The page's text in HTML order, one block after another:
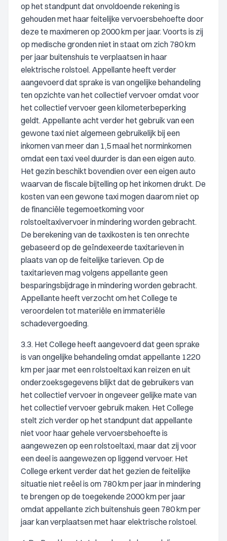
op het standpunt dat onvoldoende rekening is
gehouden met haar feitelijke vervoersbehoefte door
deze te maximeren op 2000 km per jaar. Voorts is zij
op medische gronden niet in staat om zich 780 km
per jaar buitenshuis te verplaatsen in haar
elektrische rolstoel. Appellante heeft verder
aangevoerd dat sprake is van ongelijke behandeling
ten opzichte van het collectief vervoer omdat voor
het collectief vervoer geen kilometerbeperking
geldt. Appellante acht verder het gebruik van een
gewone taxi niet algemeen gebruikelijk bij een
inkomen van meer dan 1,5 maal het norminkomen
omdat een taxi veel duurder is dan een eigen auto.
Het gezin beschikt bovendien over een eigen auto
waarvan de fiscale bijtelling op het inkomen drukt. De
kosten van een gewone taxi mogen daarom niet op
de financiële tegemoetkoming voor
rolstoeltaxivervoer in mindering worden gebracht.
De berekening van de taxikosten is ten onrechte
gebaseerd op de geïndexeerde taxitarieven in
plaats van op de feitelijke tarieven. Op de
taxitarieven mag volgens appellante geen
besparingsbijdrage in mindering worden gebracht.
Appellante heeft verzocht om het College te
veroordelen tot materiële en immateriële
schadevergoeding.
3.3. Het College heeft aangevoerd dat geen sprake
is van ongelijke behandeling omdat appellante 1220
km per jaar met een rolstoeltaxi kan reizen en uit
onderzoeksgegevens blijkt dat de gebruikers van
het collectief vervoer in ongeveer gelijke mate van
het collectief vervoer gebruik maken. Het College
stelt zich verder op het standpunt dat appellante
niet voor haar gehele vervoersbehoefte is
aangewezen op een rolstoeltaxi, maar dat zij voor
een deel is aangewezen op liggend vervoer. Het
College erkent verder dat het gezien de feitelijke
situatie niet reëel is om 780 km per jaar in mindering
te brengen op de toegekende 2000 km per jaar
omdat appellante zich buitenshuis geen 780 km per
jaar kan verplaatsen met haar elektrische rolstoel.